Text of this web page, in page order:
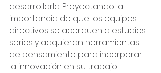
desarrollarla. Proyectando la
importancia de que los equipos
directivos se acerquen a estudios
serios y adquieran herramientas
de pensamiento para incorporar
la innovación en su trabajo.